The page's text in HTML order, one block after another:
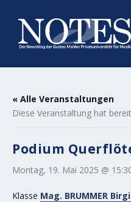
« Alle Veranstaltungen
Diese Veranstaltung hat
Podium
Montag, 19. Mai 2025 @
Klasse Mag. BRUMMER